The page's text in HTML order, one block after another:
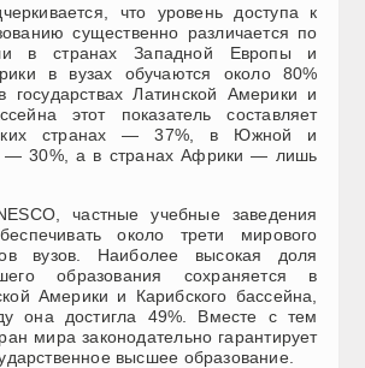
что уровень доступа к
существенно различается по
в странах Западной Европы и
в вузах обучаются около 80%
Латинской Америки и
этот показатель составляет
странах — 37%, в Южной и
— 30%, а в странах Африки — лишь
частные учебные заведения
около трети мирового
вузов. Наиболее высокая доля
образования сохраняется в
Америки и Карибского бассейна,
она достигла 49%. Вместе с тем
мира законодательно гарантирует
высшее образование.